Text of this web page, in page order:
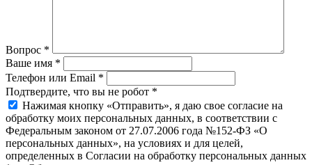
Вопрос *
Ваше имя *
Телефон или Email *
Подтвердите, что вы не робот *
Нажимая кнопку «Отправить», я даю свое согласие на
обработку моих персональных данных, в соответствии с
Федеральным законом от 27.07.2006 года №152-ФЗ «О
персональных данных», на условиях и для целей,
определенных в Согласии на обработку персональных данных